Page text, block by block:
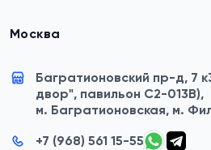
Москва
Багратионовский пр-д, 7
двор", павильон C2-013B),
м. Багратионовская, м.
+7 (968) 561 15-55